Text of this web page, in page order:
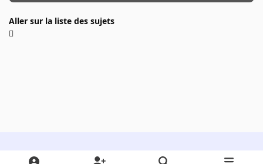
Aller sur la liste des sujets